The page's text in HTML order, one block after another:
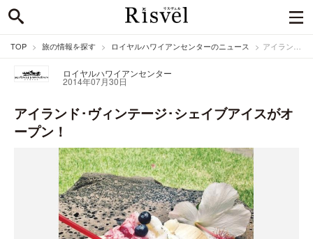
TOP 旅の情報を探す ロイヤルハワイアンセンターのニュース アイランド･ヴィンテージ･シェイブアイスがオープン！
ロイヤルハワイアンセンター
2014年07月30日
アイランド･ヴィンテージ･シェイブアイスがオ
ープン！